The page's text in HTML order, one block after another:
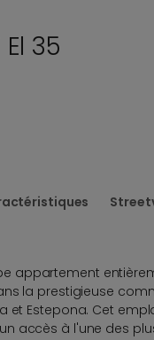
35
appartement
la prestigieuse
et Estepona. Cet
accès à l'une des